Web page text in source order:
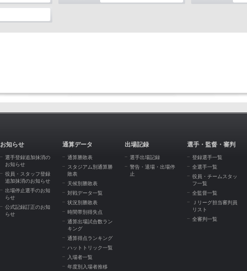
お知らせ
選手登録追加抹消の
お知らせ
役員・スタッフ登録
追加抹消のお知らせ
出場停止選手のお知
らせ
公式記録訂正のお知
らせ
通算データ
通算勝敗表
スタジアム別通算勝
敗表
天候別勝敗表
対戦データ一覧
状況別勝敗表
時間帯別得失点
通算出場試合数ラン
キング
通算得点ランキング
ハットトリック一覧
入場者一覧
年度別入場者推移
出場記録
選手出場記録
警告・退場・出場停
止
選手・監督・審判
登録選手一覧
全選手一覧
役員・チームスタッ
フ一覧
全監督一覧
Ｊリーグ担当審判員
リスト
全審判一覧